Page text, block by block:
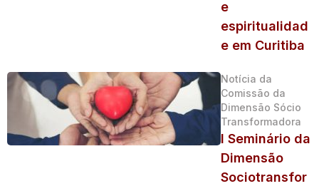
e
espiritualidad
e em Curitiba
Notícia da
Comissão da
Dimensão Sócio
Transformadora
I Seminário da
Dimensão
Sociotransfor